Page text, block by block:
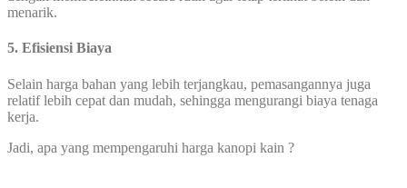
menarik.
5. Efisiensi Biaya
Selain harga bahan yang lebih terjangkau, pemasangannya juga
relatif lebih cepat dan mudah, sehingga mengurangi biaya tenaga
kerja.
Jadi, apa yang mempengaruhi harga kanopi kain ?